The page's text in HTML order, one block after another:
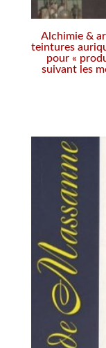
Alchimie &
teintures
pour «
suivant les